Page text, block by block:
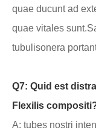
quae ducunt ad
quae vitales sunt.
tubulisonera
Q7: Quid est
Flexilis
A: tubes nostri